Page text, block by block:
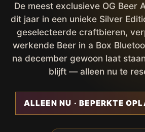
De meest exclusieve OG Beer
dit jaar in een unieke Silver
geselecteerde craftbieren,
werkende Beer in a Box
na december gewoon laat
blijft — alleen nu te
ALLEEN NU · BEPERKTE